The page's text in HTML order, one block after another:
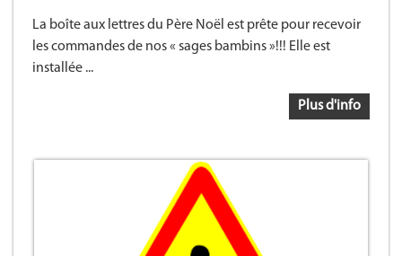
La boîte aux lettres du Père Noël est prête pour recevoir
les commandes de nos « sages bambins »!!! Elle est
installée ...
Plus d'info